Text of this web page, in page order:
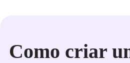
Como criar